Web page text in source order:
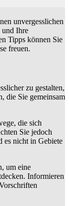
unvergesslichen
und Ihre
Tipps können Sie
freuen.
zu gestalten,
die Sie gemeinsam
die sich
Sie jedoch
es nicht in Gebiete
um eine
Informieren